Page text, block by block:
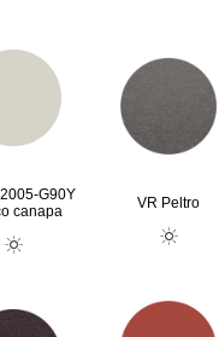
G90Y
canapa
VR Peltro